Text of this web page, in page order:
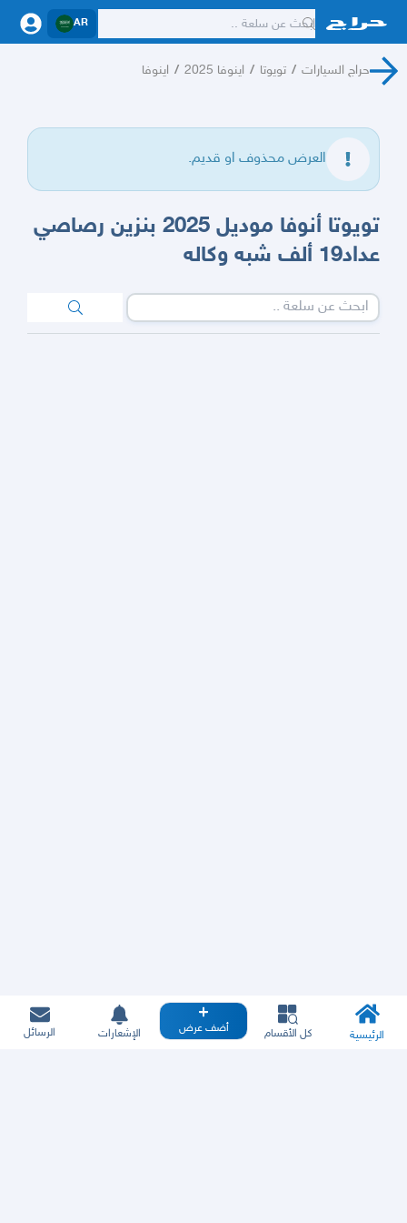
AR
حراج السيارات / تويوتا / اينوفا 2025 / اينوفا
العرض محذوف او قديم.
تويوتا أنوفا موديل 2025 بنزين رصاصي
عداد19 ألف شبه وكاله
الرئيسية كل الأقسام أضف عرض الإشعارات الرسائل